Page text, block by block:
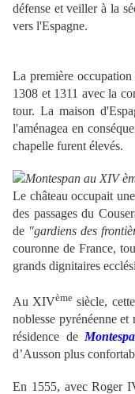
défense et veiller à la
vers l'Espagne.
La première
1308 et 1311 avec la
tour. La maison
l'aménagea en
chapelle furent élevés.
Le château occupait
des passages du
de "gardiens des
couronne de France,
grands dignitaires
Au XIVème siècle,
noblesse pyrénéenne
résidence de
d’Ausson plus
En 1555, avec Roger